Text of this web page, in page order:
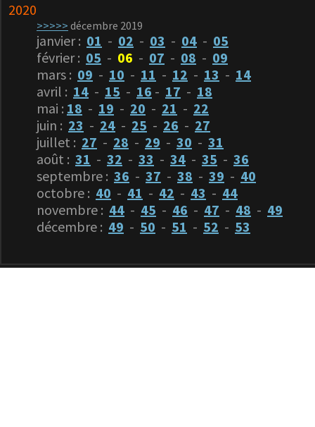
2020
>>>>> décembre 2019
janvier : 01 - 02 - 03 - 04 - 05
février : 05 - 06 - 07 - 08 - 09
mars : 09 - 10 - 11 - 12 - 13 - 14
avril : 14 - 15 - 16 - 17 - 18
mai : 18 - 19 - 20 - 21 - 22
juin : 23 - 24 - 25 - 26 - 27
juillet : 27 - 28 - 29 - 30 - 31
août : 31 - 32 - 33 - 34 - 35 - 36
septembre : 36 - 37 - 38 - 39 - 40
octobre : 40 - 41 - 42 - 43 - 44
novembre : 44 - 45 - 46 - 47 - 48 - 49
décembre : 49 - 50 - 51 - 52 - 53